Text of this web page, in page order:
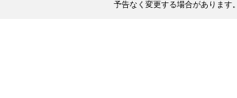
予告なく変更する場合があります。